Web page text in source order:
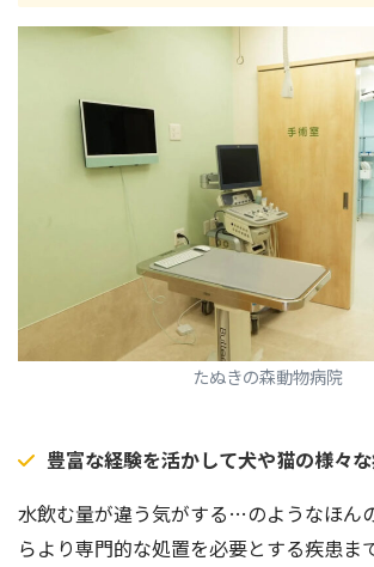
たぬきの森動物病院
豊富な経験を活かして犬や猫の様々な
水飲む量が違う気がする…のようなほん
らより専門的な処置を必要とする疾患ま